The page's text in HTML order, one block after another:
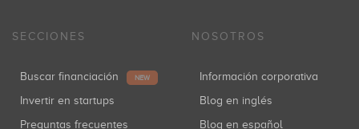
SECCIONES
Buscar financiación NEW
Invertir en startups
Preguntas frecuentes
NOSOTROS
Información corporativa
Blog en inglés
Blog en español